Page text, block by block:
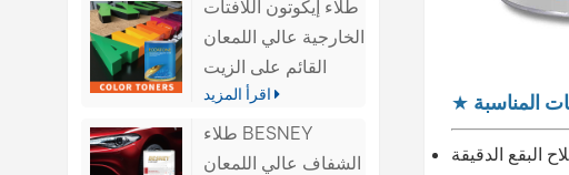
طلاء إيكوتون اللافتات
الخارجية عالي اللمعان
القائم على الزيت
طلاء BESNEY
الشفاف عالي اللمعان
★ المناسبة